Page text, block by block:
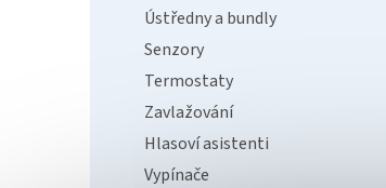
Ústředny a bundly
Senzory
Termostaty
Zavlažování
Hlasoví asistenti
Vypínače